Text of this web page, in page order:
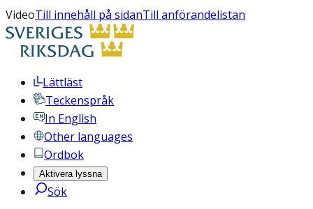
VideoTill innehåll på sidanTill anförandelistan
Lättläst
Teckenspråk
In English
Other languages
Ordbok
Aktivera lyssna
Sök